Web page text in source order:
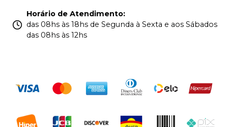
Horário de Atendimento:
das 08hs às 18hs de Segunda à Sexta e aos Sábados
das 08hs às 12hs